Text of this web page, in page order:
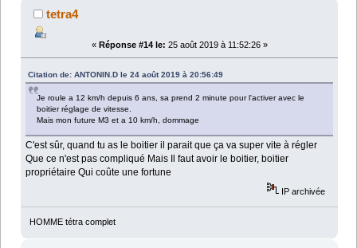
tetra4
« Réponse #14 le: 25 août 2019 à 11:52:26 »
Citation de: ANTONIN.D le 24 août 2019 à 20:56:49
Je roule a 12 km/h depuis 6 ans, sa prend 2 minute pour l'activer avec le
boitier réglage de vitesse.
Mais mon future M3 et a 10 km/h, dommage
C'est sûr, quand tu as le boitier il parait que ça va super vite à régler
Que ce n'est pas compliqué Mais Il faut avoir le boitier, boitier
propriétaire Qui coûte une fortune
IP archivée
HOMME tétra complet